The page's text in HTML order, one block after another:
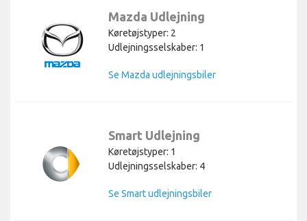
Mazda Udlejning
Køretøjstyper: 2
Udlejningsselskaber: 1
Se Mazda udlejningsbiler
Smart Udlejning
Køretøjstyper: 1
Udlejningsselskaber: 4
Se Smart udlejningsbiler